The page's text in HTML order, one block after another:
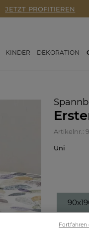
JETZT PROFITIEREN
KINDER DEKORATION
Artikelnr.:
Uni
Fortfahren